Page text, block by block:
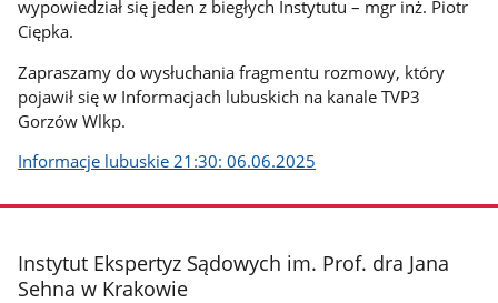
wypowiedział się jeden z biegłych Instytutu – mgr inż. Piotr
Ciępka.
Zapraszamy do wysłuchania fragmentu rozmowy, który
pojawił się w Informacjach lubuskich na kanale TVP3
Gorzów Wlkp.
Informacje lubuskie 21:30: 06.06.2025
stopka
Instytut Ekspertyz Sądowych im. Prof. dra Jana
Sehna w Krakowie